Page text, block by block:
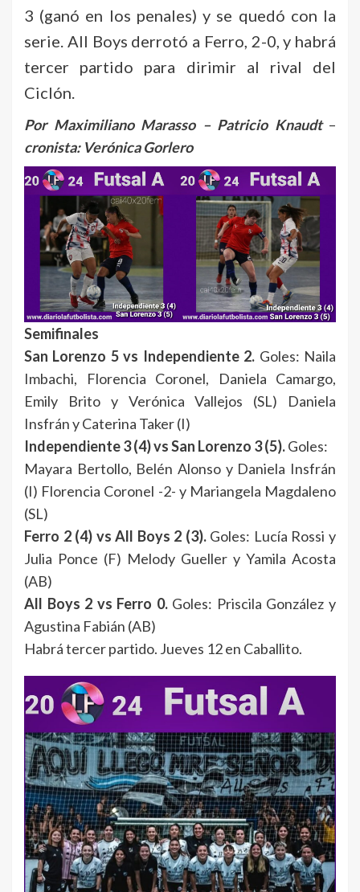
3 (ganó en los penales) y se quedó con la
serie. All Boys derrotó a Ferro, 2-0, y habrá
tercer partido para dirimir al rival del
Ciclón.
Por Maximiliano Marasso – Patricio Knaudt–
cronista: Verónica Gorlero
Semifinales
San Lorenzo 5 vs Independiente 2. Goles: Naila
Imbachi, Florencia Coronel, Daniela Camargo,
Emily Brito y Verónica Vallejos (SL) Daniela
Insfrán y Caterina Taker (I)
Independiente 3 (4) vs San Lorenzo 3 (5).Goles:
Mayara Bertollo, Belén Alonso y Daniela Insfrán
(I) Florencia Coronel -2- y Mariangela Magdaleno
(SL)
Ferro 2 (4) vs All Boys 2 (3).Goles: Lucía Rossi y
Julia Ponce (F) Melody Gueller y Yamila Acosta
(AB)
All Boys 2 vs Ferro 0. Goles: Priscila González y
Agustina Fabián (AB)
Habrá tercer partido. Jueves 12 en Caballito.